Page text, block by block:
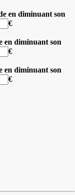
en diminuant son
€
en diminuant son
€
en diminuant son
€